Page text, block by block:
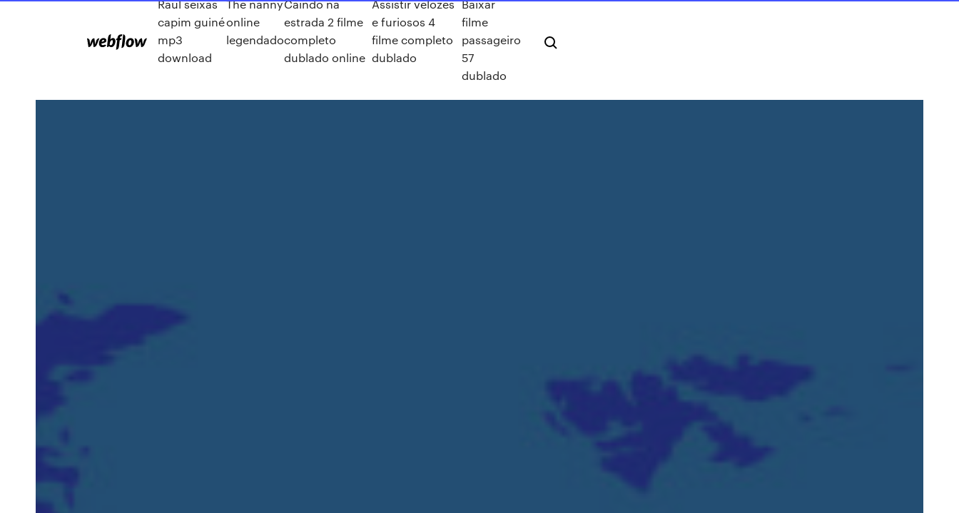
Raul seixas
capim guiné
mp3
download
The nanny
online
legendado
Caindo na
estrada 2 filme
completo
dublado online
Assistir velozes
e furiosos 4
filme completo
dublado
Baixar
filme
passageiro
57
dublado